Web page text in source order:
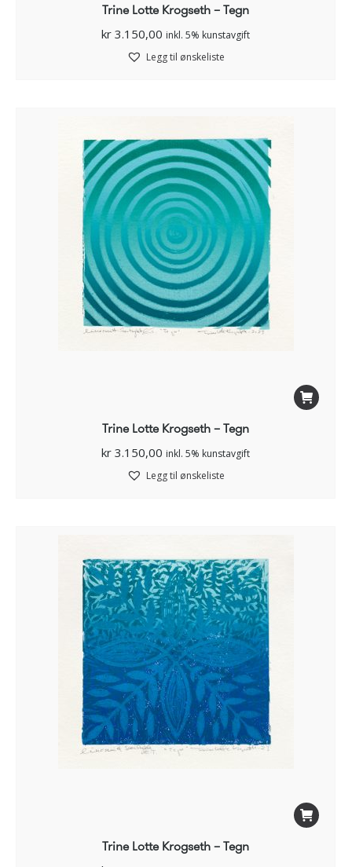
Trine Lotte Krogseth – Tegn
kr 3.150,00 inkl. 5% kunstavgift
Legg til ønskeliste
Trine Lotte Krogseth – Tegn
kr 3.150,00 inkl. 5% kunstavgift
Legg til ønskeliste
Trine Lotte Krogseth – Tegn